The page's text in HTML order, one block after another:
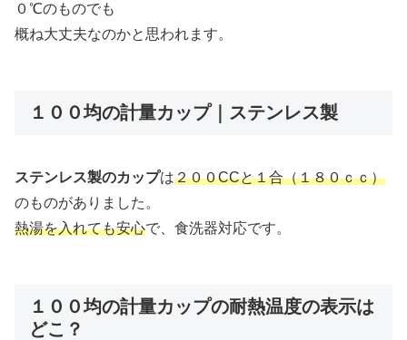
０℃のものでも
概ね大丈夫なのかと思われます。
１００均の計量カップ｜ステンレス製
ステンレス製のカップは２００CCと１合（１８０ｃｃ）
のものがありました。
熱湯を入れても安心で、食洗器対応です。
１００均の計量カップの耐熱温度の表示は
どこ？